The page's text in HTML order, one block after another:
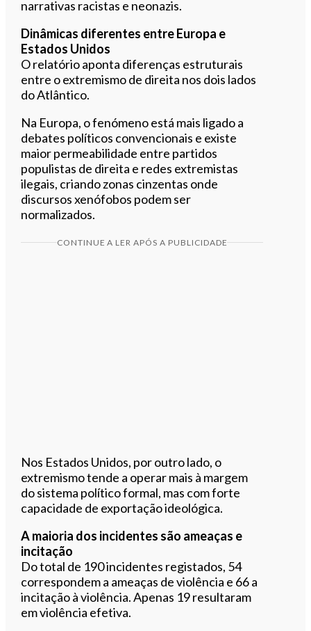
narrativas racistas e neonazis.
Dinâmicas diferentes entre Europa e
Estados Unidos
O relatório aponta diferenças estruturais
entre o extremismo de direita nos dois lados
do Atlântico.
Na Europa, o fenómeno está mais ligado a
debates políticos convencionais e existe
maior permeabilidade entre partidos
populistas de direita e redes extremistas
ilegais, criando zonas cinzentas onde
discursos xenófobos podem ser
normalizados.
CONTINUE A LER APÓS A PUBLICIDADE
Nos Estados Unidos, por outro lado, o
extremismo tende a operar mais à margem
do sistema político formal, mas com forte
capacidade de exportação ideológica.
A maioria dos incidentes são ameaças e
incitação
Do total de 190 incidentes registados, 54
correspondem a ameaças de violência e 66 a
incitação à violência. Apenas 19 resultaram
em violência efetiva.